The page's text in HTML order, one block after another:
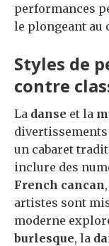
performances
le plongeant au
Styles de
contre
La danse et la
divertissements
un cabaret
inclure des
French cancan
artistes sont
moderne
burlesque, la